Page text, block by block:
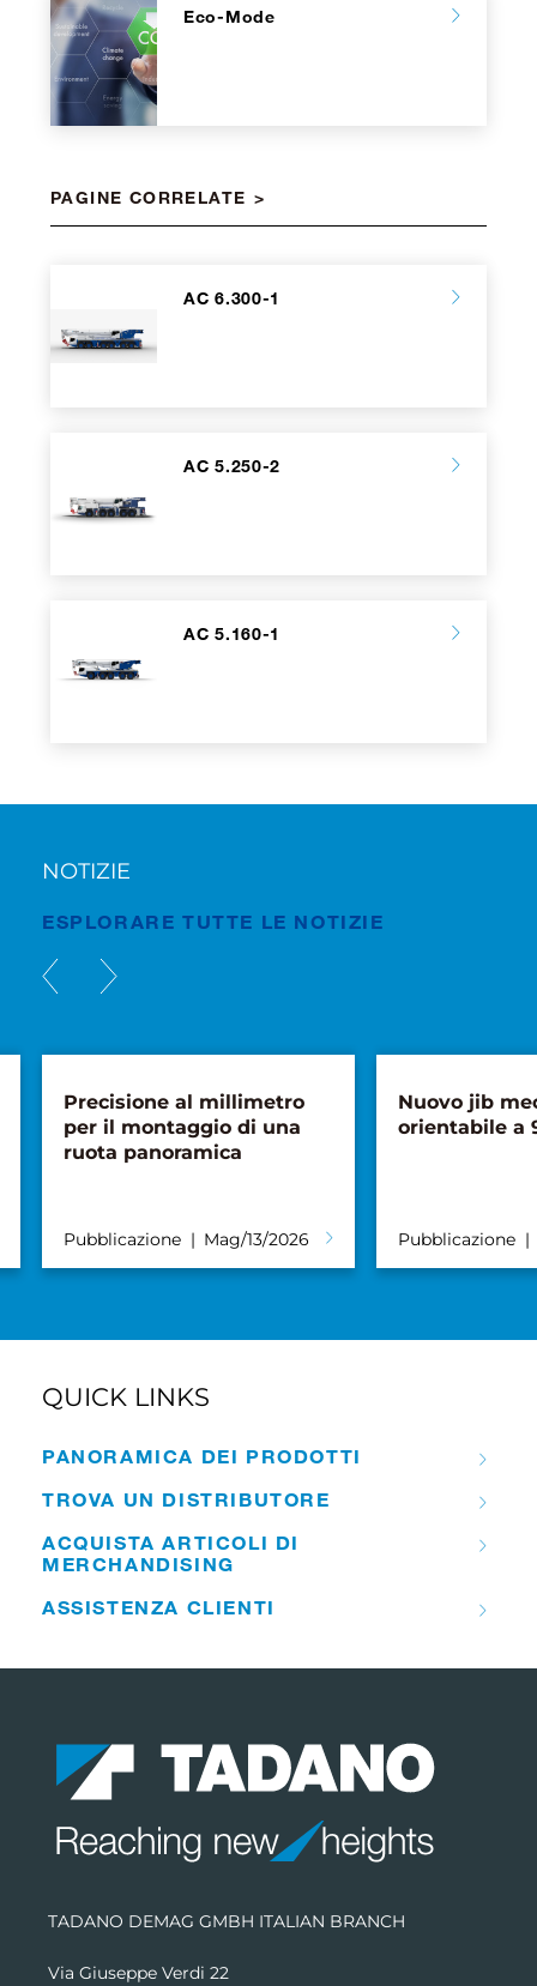
Eco-Mode
PAGINE CORRELATE
AC 6.300-1
AC 5.250-2
AC 5.160-1
NOTIZIE
ESPLORARE TUTTE LE NOTIZIE
Precisione al millimetro
per il montaggio di una
ruota panoramica
Pubblicazione Mag/13/2026
Nuovo jib
orientabile a
Pubblicazione
QUICK LINKS
PANORAMICA DEI PRODOTTI
TROVA UN DISTRIBUTORE
ACQUISTA ARTICOLI DI
MERCHANDISING
ASSISTENZA CLIENTI
TADANO DEMAG GMBH ITALIAN BRANCH
Via Giuseppe Verdi 22